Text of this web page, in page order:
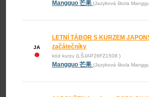
Mangguo 芒果 (Jazyková škola
JA
LETNÍ TÁBOR S KURZEM
začátečníky
kód kurzu (LŠJAP26FZ1508 )
Mangguo 芒果 (Jazyková škola